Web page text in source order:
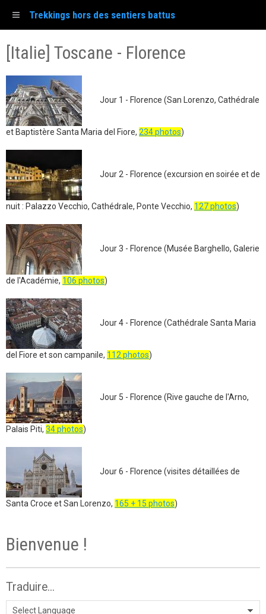
Trekkings hors des sentiers battus
[Italie] Toscane - Florence
Jour 1 - Florence (San Lorenzo, Cathédrale
et Baptistère Santa Maria del Fiore, 234 photos)
Jour 2 - Florence (excursion en soirée et de
nuit : Palazzo Vecchio, Cathédrale, Ponte Vecchio, 127 photos)
Jour 3 - Florence (Musée Barghello, Galerie
de l'Académie, 106 photos)
Jour 4 - Florence (Cathédrale Santa Maria
del Fiore et son campanile, 112 photos)
Jour 5 - Florence (Rive gauche de l'Arno,
Palais Piti, 34 photos)
Jour 6 - Florence (visites détaillées de
Santa Croce et San Lorenzo, 165 + 15 photos)
Bienvenue !
Traduire...